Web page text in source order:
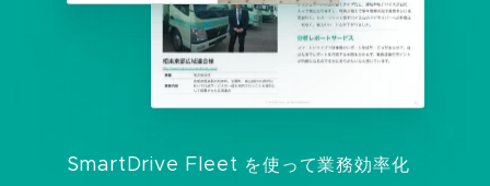
SmartDrive Fleet を使って業務効率化